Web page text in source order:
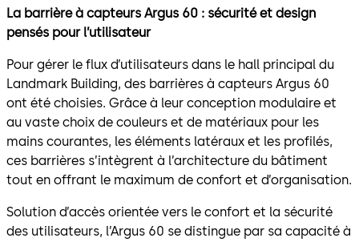
La barrière à capteurs Argus 60 : sécurité et design
pensés pour l’utilisateur
Pour gérer le flux d’utilisateurs dans le hall principal du
Landmark Building, des barrières à capteurs Argus 60
ont été choisies. Grâce à leur conception modulaire et
au vaste choix de couleurs et de matériaux pour les
mains courantes, les éléments latéraux et les profilés,
ces barrières s’intègrent à l’architecture du bâtiment
tout en offrant le maximum de confort et d’organisation.
Solution d’accès orientée vers le confort et la sécurité
des utilisateurs, l’Argus 60 se distingue par sa capacité à